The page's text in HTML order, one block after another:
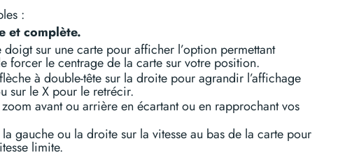
:
et complète.
doigt sur une carte pour afficher l’option permettant
forcer le centrage de la carte sur votre position.
à double-tête sur la droite pour agrandir l’affichage
sur le X pour le retrécir.
avant ou arrière en écartant ou en rapprochant vos
la gauche ou la droite sur la vitesse au bas de la carte pour
limite.